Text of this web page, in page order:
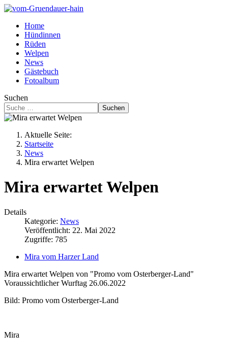
Home
Hündinnen
Rüden
Welpen
News
Gästebuch
Fotoalbum
Suchen
Suchen
Aktuelle Seite:
Startseite
News
Mira erwartet Welpen
Mira erwartet Welpen
Details
Kategorie: News
Veröffentlicht: 22. Mai 2022
Zugriffe: 785
Mira vom Harzer Land
Mira erwartet Welpen von "Promo vom Osterberger-Land"
Voraussichtlicher Wurftag 26.06.2022
Bild: Promo vom Osterberger-Land
Mira